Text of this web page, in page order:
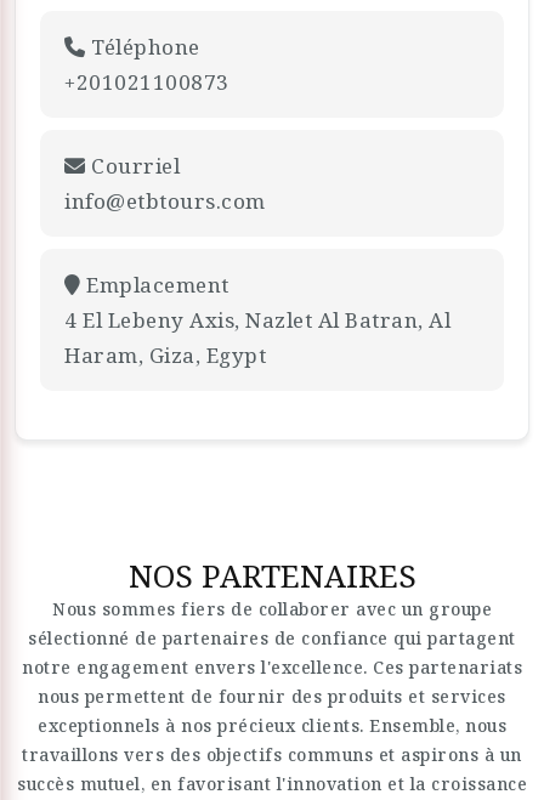
Téléphone
+201021100873
Courriel
info@etbtours.com
Emplacement
4 El Lebeny Axis, Nazlet Al Batran, Al
Haram, Giza, Egypt
NOS PARTENAIRES
Nous sommes fiers de collaborer avec un groupe
sélectionné de partenaires de confiance qui partagent
notre engagement envers l'excellence. Ces partenariats
nous permettent de fournir des produits et services
exceptionnels à nos précieux clients. Ensemble, nous
travaillons vers des objectifs communs et aspirons à un
succès mutuel, en favorisant l'innovation et la croissance